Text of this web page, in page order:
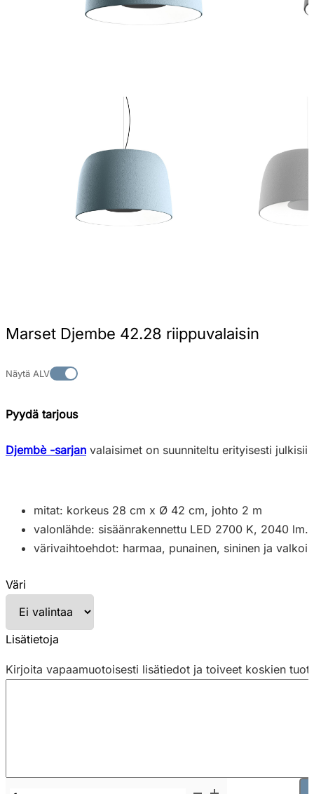
Marset Djembe 42.28 riippuvalaisin
Näytä ALV
Pyydä tarjous
Djembè -sarjan valaisimet on suunniteltu erityisesti
mitat: korkeus 28 cm x Ø 42 cm, johto 2 m
valonlähde: sisäänrakennettu LED 2700 K, 2040 lm.
värivaihtoehdot: harmaa, punainen, sininen ja
Väri
Lisätietoja
Kirjoita vapaamuotoisesti lisätiedot ja toiveet koskien